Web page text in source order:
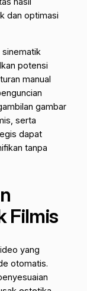
dan optimasi
sinematik
potensi
manual
gambar
serta
dapat
tanpa
Filmis
yang
otomatis.